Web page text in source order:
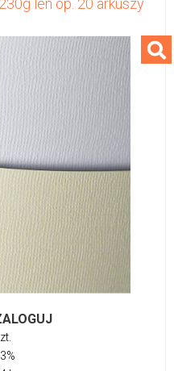
len op. 20 arkuszy